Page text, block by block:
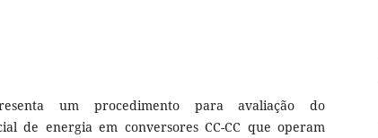
um procedimento para avaliação do
de energia em conversores CC-CC que operam